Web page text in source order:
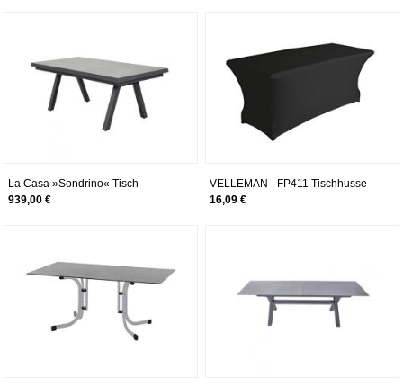
La Casa »Sondrino« Tisch
ausziehbar
939,00 €
VELLEMAN - FP411 Tischhusse
Strech Husse für rechteckige
16,09 €